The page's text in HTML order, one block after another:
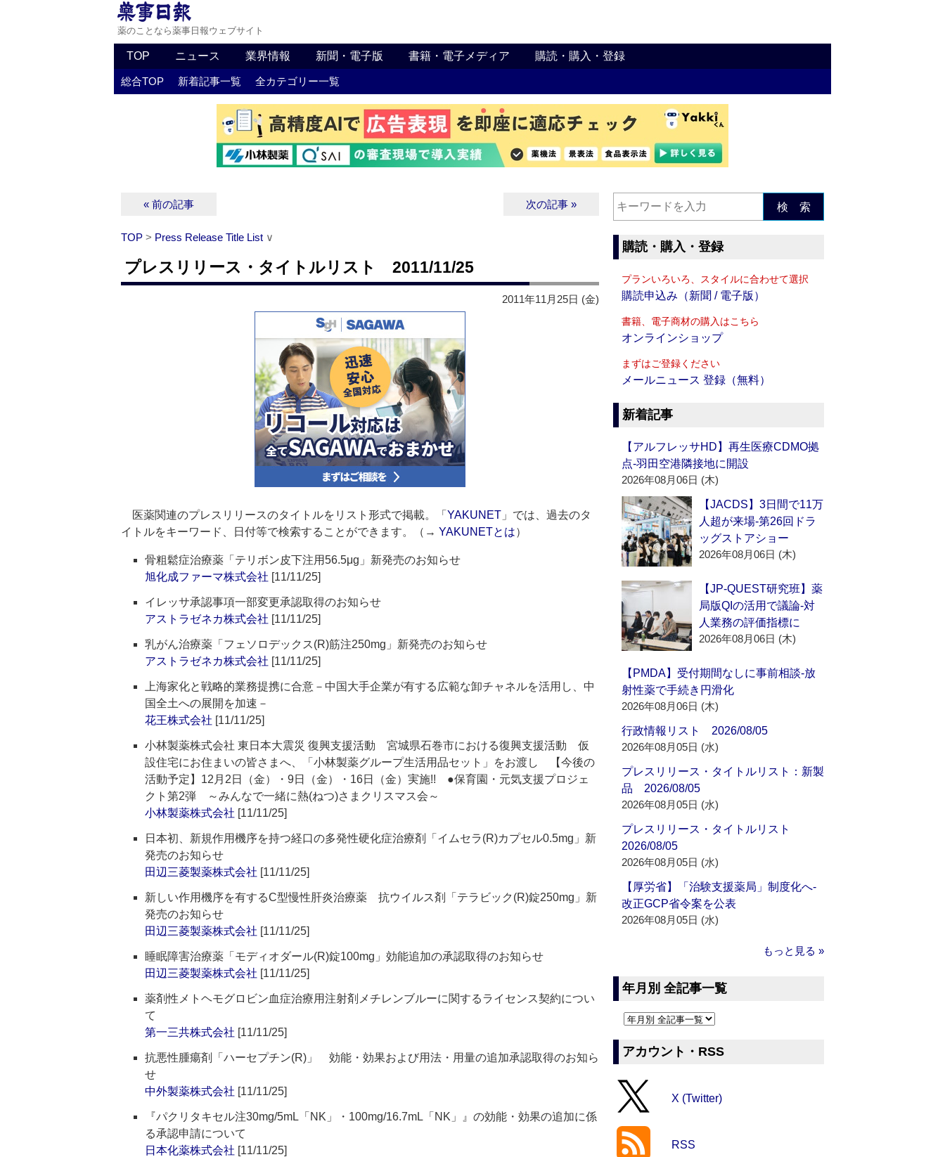
薬のことなら薬事日報ウェブサイト
TOP ニュース 業界情報 新聞・電子版 書籍・電子メディア 購読・購入・登録
総合TOP 新着記事一覧 全カテゴリー一覧
« 前の記事 次の記事 »
TOP > Press Release Title List ∨
プレスリリース・タイトルリスト 2011/11/25
2011年11月25日 (金)
医薬関連のプレスリリースのタイトルをリスト形式で掲載。「 YAKUNET 」では、過去のタ
イトルをキーワード、日付等で検索することができます。（→ YAKUNETとは）
骨粗鬆症治療薬「テリボン皮下注用56.5μg」新発売のお知らせ
旭化成ファーマ株式会社 [11/11/25]
イレッサ承認事項一部変更承認取得のお知らせ
アストラゼネカ株式会社 [11/11/25]
乳がん治療薬「フェソロデックス(R)筋注250mg」新発売のお知らせ
アストラゼネカ株式会社 [11/11/25]
上海家化と戦略的業務提携に合意－中国大手企業が有する広範な卸チャネルを活用し、中
国全土への展開を加速－
花王株式会社 [11/11/25]
小林製薬株式会社 東日本大震災 復興支援活動 宮城県石巻市における復興支援活動 仮
設住宅にお住まいの皆さまへ、「小林製薬グループ生活用品セット」をお渡し 【今後の
活動予定】12月2日（金）・9日（金）・16日（金）実施!! ●保育園・元気支援プロジェ
クト第2弾 ～みんなで一緒に熱(ねつ)さまクリスマス会～
小林製薬株式会社 [11/11/25]
日本初、新規作用機序を持つ経口の多発性硬化症治療剤「イムセラ(R)カプセル0.5mg」新
発売のお知らせ
田辺三菱製薬株式会社 [11/11/25]
新しい作用機序を有するC型慢性肝炎治療薬 抗ウイルス剤「テラビック(R)錠250mg」新
発売のお知らせ
田辺三菱製薬株式会社 [11/11/25]
睡眠障害治療薬「モディオダール(R)錠100mg」効能追加の承認取得のお知らせ
田辺三菱製薬株式会社 [11/11/25]
薬剤性メトヘモグロビン血症治療用注射剤メチレンブルーに関するライセンス契約につい
て
第一三共株式会社 [11/11/25]
抗悪性腫瘍剤「ハーセプチン(R)」 効能・効果および用法・用量の追加承認取得のお知ら
せ
中外製薬株式会社 [11/11/25]
『パクリタキセル注30mg/5mL「NK」・100mg/16.7mL「NK」』の効能・効果の追加に係
る承認申請について
日本化薬株式会社 [11/11/25]
検 索
購読・購入・登録
プランいろいろ、スタイルに合わせて選択
購読申込み（新聞 / 電子版）
書籍、電子商材の購入はこちら
オンラインショップ
まずはご登録ください
メールニュース 登録（無料）
新着記事
【アルフレッサHD】再生医療CDMO拠
点‐羽田空港隣接地に開設
2026年08月06日 (木)
【JACDS】3日間で11万
人超が来場‐第26回ドラ
ッグストアショー
2026年08月06日 (木)
【JP-QUEST研究班】薬
局版QIの活用で議論‐対
人業務の評価指標に
2026年08月06日 (木)
【PMDA】受付期間なしに事前相談‐放
射性薬で手続き円滑化
2026年08月06日 (木)
行政情報リスト 2026/08/05
2026年08月05日 (水)
プレスリリース・タイトルリスト：新製
品 2026/08/05
2026年08月05日 (水)
プレスリリース・タイトルリスト
2026/08/05
2026年08月05日 (水)
【厚労省】「治験支援薬局」制度化へ‐
改正GCP省令案を公表
2026年08月05日 (水)
もっと見る »
年月別 全記事一覧
アカウント・RSS
X (Twitter)
RSS